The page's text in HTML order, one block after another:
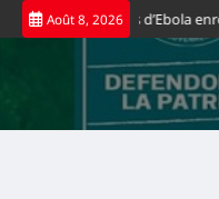
Skip
to
Août 8, 2026
cas positifs d’Ebola